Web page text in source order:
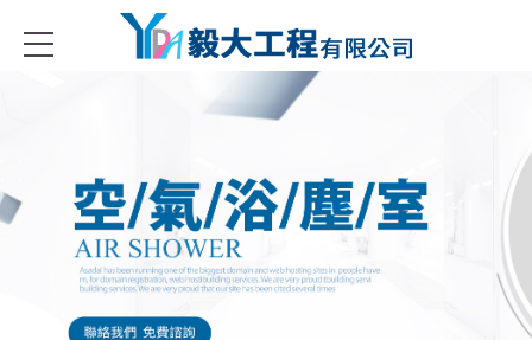
凍冷藏庫、金屬庫板隔間、無塵無菌室隔間系列、庫板門、冷凍冷